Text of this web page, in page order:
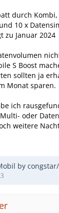
durch
10 x
zu Januar 2024
S Boost
sollten ja
Monat sparen.
ich
oder
weitere
by